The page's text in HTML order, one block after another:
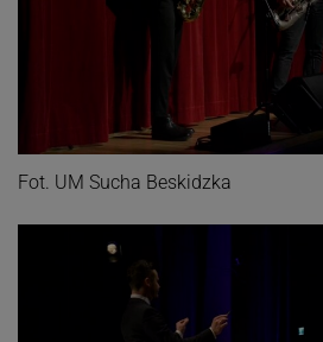
Fot. UM Sucha Beskidzka